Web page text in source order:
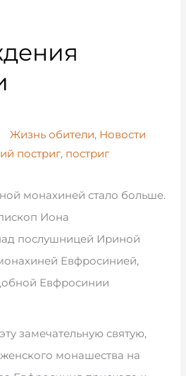
Жизнь обители, Новости
постриг, постриг
монахиней стало больше.
Иона
послушницей Ириной
Евфросинией,
Евфросинии
замечательную святую,
монашества на